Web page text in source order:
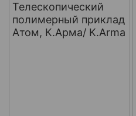
Телескопический
полимерный приклад
Атом, К.Арма/ K.Arma